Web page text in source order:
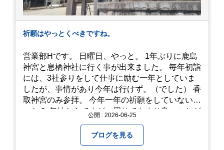
祈願はやっとくべきですね。
営業部Hです。 日曜日、やっと。 1年ぶりに鹿島
神宮と息栖神社に行く事が出来ました。 毎年初詣
には、3社参りをして仕事に励む一年としていま
したが、事情があり今年は行けず。（でした） 香
取神宮のみ参拝。 今年一年の祈願をしていないせ
いか？ 年始からですが、周りであまり良いことが
から、あっという間に半年が過ぎやっとこさ。 3
日後のこと。不思議ですね。 気にかかる事1つ
公開 : 2026-06-25
ブログを見る